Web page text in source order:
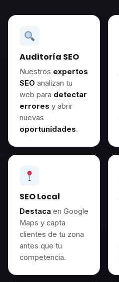
Auditoría SEO
Nuestros expertos
SEO analizan tu
web para detectar
errores y abrir
nuevas
oportunidades.
SEO Local
Destacaen Google
Maps y capta
clientes de tu zona
antes que tu
competencia.